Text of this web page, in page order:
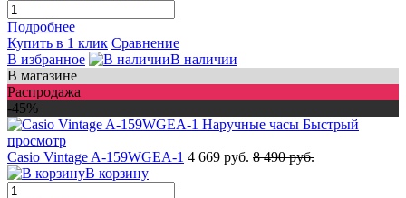
Подробнее
Купить в 1 клик Сравнение
В избранное
В наличии
В магазине
Распродажа
-45%
Быстрый
просмотр
Casio Vintage A-159WGEA-1 4 669 руб. 8 490 руб.
В корзину